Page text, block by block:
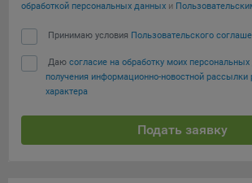
обработкой персональных данных и
Принимаю условия Пользовательского
Даю согласие на обработку моих
получения информационно-новостной рассылки
характера
Подать заявку